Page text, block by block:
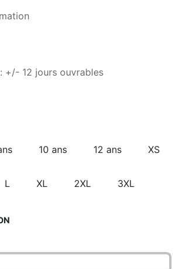
+/- 12 jours ouvrables
10 ans 12 ans XS
L XL 2XL 3XL